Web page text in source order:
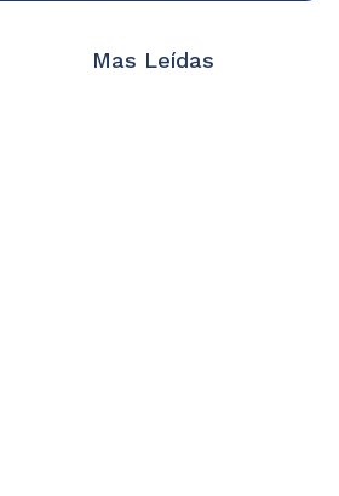
Mas Leídas